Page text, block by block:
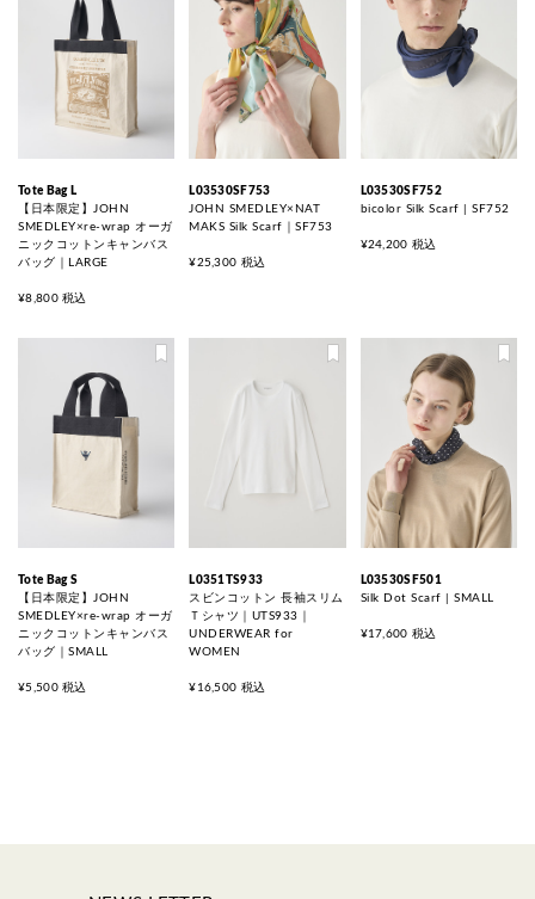
Tote Bag L
【日本限定】JOHN
SMEDLEY×re-wrap オーガ
ニックコットンキャンバス
バッグ｜LARGE
¥8,800 税込
L03530SF753
JOHN SMEDLEY×NAT
MAKS Silk Scarf｜SF753
¥25,300 税込
L03530SF752
bicolor Silk Scarf | SF752
¥24,200 税込
Tote Bag S
【日本限定】JOHN
SMEDLEY×re-wrap オーガ
ニックコットンキャンバス
バッグ｜SMALL
¥5,500 税込
L0351TS933
スビンコットン 長袖スリム
Ｔシャツ｜UTS933｜
UNDERWEAR for
WOMEN
¥16,500 税込
L03530SF501
Silk Dot Scarf | SMALL
¥17,600 税込